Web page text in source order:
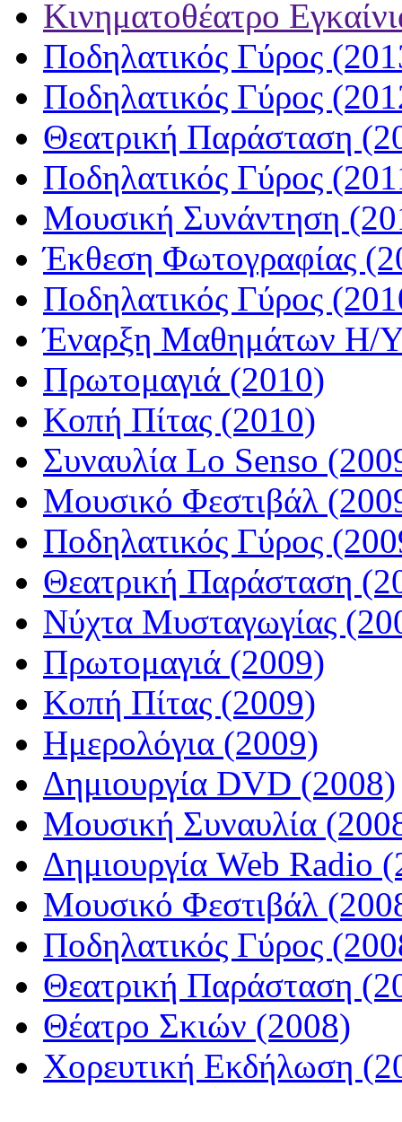
Κινηματοθέατρο
Ποδηλατικός Γύρος
Ποδηλατικός Γύρος
Θεατρική Παράσταση
Ποδηλατικός Γύρος
Μουσική Συνάντηση
Έκθεση Φωτογραφίας
Ποδηλατικός Γύρος
Έναρξη Μαθημάτων Η/
Πρωτομαγιά (2010)
Κοπή Πίτας (2010)
Συναυλία Lo Senso
Μουσικό Φεστιβάλ
Ποδηλατικός Γύρος
Θεατρική Παράσταση
Νύχτα Μυσταγωγίας
Πρωτομαγιά (2009)
Κοπή Πίτας (2009)
Ημερολόγια (2009)
Δημιουργία DVD (2008)
Μουσική Συναυλία
Δημιουργία Web Radio
Μουσικό Φεστιβάλ
Ποδηλατικός Γύρος
Θεατρική Παράσταση
Θέατρο Σκιών (2008)
Χορευτική Εκδήλωση